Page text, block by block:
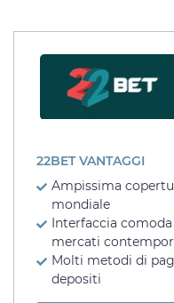
22BET VANTAGGI
Ampissima
mondiale
Interfaccia
mercati
Molti metodi di
depositi